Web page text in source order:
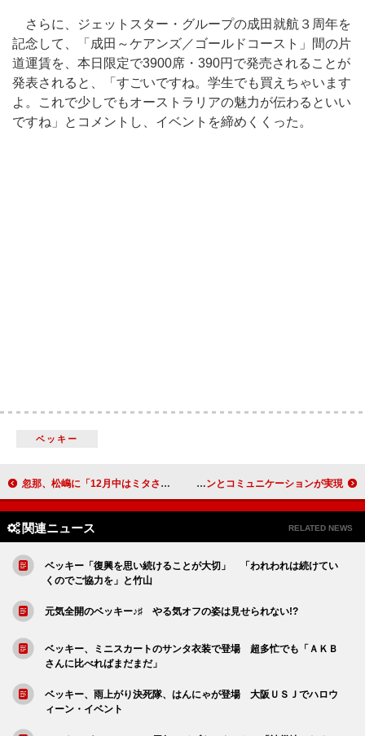
さらに、ジェットスター・グループの成田就航３周年を
記念して、「成田～ケアンズ／ゴールドコースト」間の片
道運賃を、本日限定で3900席・390円で発売されることが
発表されると、「すごいですね。学生でも買えちゃいます
よ。これで少しでもオーストラリアの魅力が伝わるといい
ですね」とコメントし、イベントを締めくくった。
ベッキー
忽那、松嶋に「12月中はミタさんでいて」 華やかに６人そろって晴れ着撮影会 ＡＫＢ篠田「１位のニュースに感動」 世界中のファンとコミュニケーションが実現
関連ニュース RELATED NEWS
ベッキー「復興を思い続けることが大切」 「われわれは続けてい
くのでご協力を」と竹山
元気全開のベッキー♪♯ やる気オフの姿は見せられない!?
ベッキー、ミニスカートのサンタ衣装で登場 超多忙でも「ＡＫＢ
さんに比べればまだまだ」
ベッキー、雨上がり決死隊、はんにゃが登場 大阪ＵＳＪでハロウ
ィーン・イベント